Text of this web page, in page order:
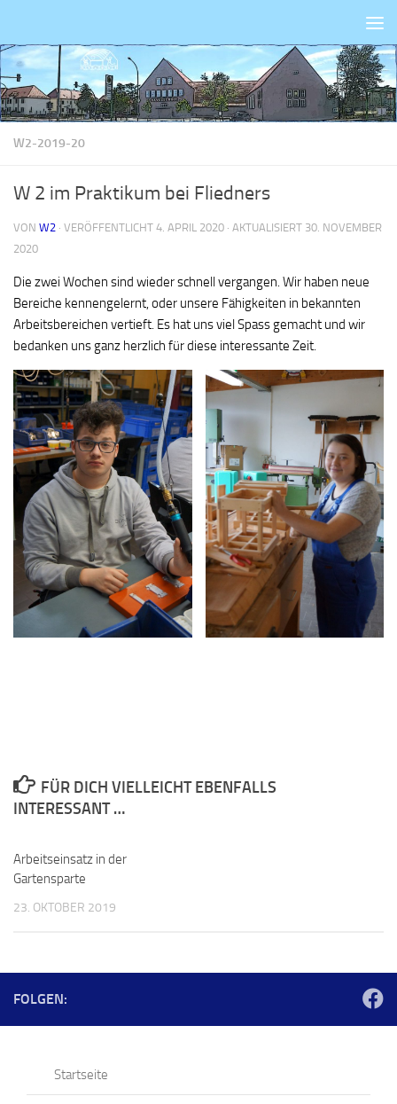
W2-2019-20
W 2 im Praktikum bei Fliedners
VON W2 · VERÖFFENTLICHT 4. APRIL 2020 · AKTUALISIERT 30. NOVEMBER
2020
Die zwei Wochen sind wieder schnell vergangen. Wir haben neue
Bereiche kennengelernt, oder unsere Fähigkeiten in bekannten
Arbeitsbereichen vertieft. Es hat uns viel Spass gemacht und wir
bedanken uns ganz herzlich für diese interessante Zeit.
FÜR DICH VIELLEICHT EBENFALLS
INTERESSANT …
Arbeitseinsatz in der
Gartensparte
23. OKTOBER 2019
FOLGEN:
Startseite